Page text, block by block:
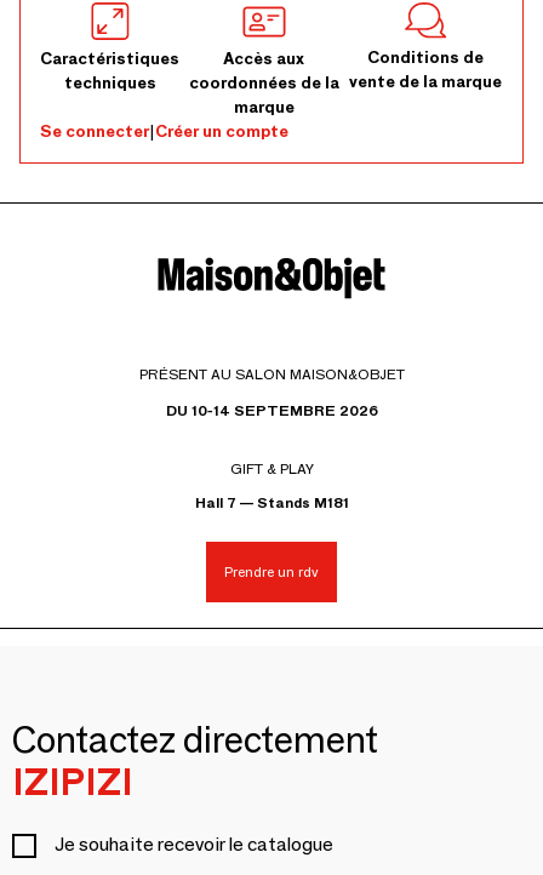
Caractéristiques
techniques
Accès aux
coordonnées de la
marque
Conditions de
vente de la marque
Se connecter|Créer un compte
PRÉSENT AU SALON MAISON&OBJET
DU 10-14 SEPTEMBRE 2026
GIFT & PLAY
Hall 7 — Stands M181
Prendre un rdv
Contactez directement
IZIPIZI
Je souhaite recevoir le catalogue